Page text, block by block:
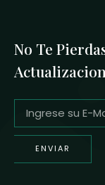
No Te
ENVIAR